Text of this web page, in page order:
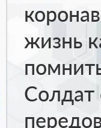
жизнь
Солдат